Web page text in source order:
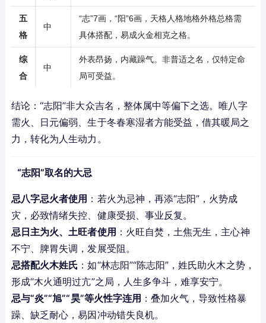
五
格
中
“志”7画，“阳”6画，天格人格地格外格总格需
具体搭配，易成火金相克之格。
综
合
中
外表昂扬，内藏躁气。非普适之名，仅特定命
局可受益。
结论：“志阳”非大众吉名，整体属中等偏下之选。唯八字
需火、日元偏弱、生于冬春寒湿者方能受益，借其暖局之
力，转化为人生动力。
“志阳”取名的大忌
忌八字忌火者使用 ：若火为忌神，再添“志阳”，火势成
灾，必致情绪失控、健康受损、事业反复。
忌日主为火、土旺者使用 ：火旺自焚，土焦无生，主心神
不宁、脾胃失调，发展受阻。
忌搭配火木姓氏 ：如“林志阳”“陈志阳”，姓氏助火木之势，
形成“木火通明过亢”之局，人生多争斗，难享安宁。
忌与“炎”“旭”“昊”等火性字连用 ：叠加火气，导致性格暴
躁、缺乏耐心，易因冲动错失良机。